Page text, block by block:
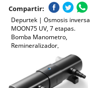
Compartir:
Depurtek | Osmosis inversa
MOON75 UV, 7 etapas.
Bomba Manometro,
Remineralizador,
Ultravioleta y Grifo Lux,
Membrana 75 GPD